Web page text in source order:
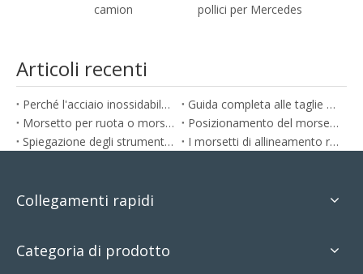
camion
pollici per Mercedes
Articoli recenti
Perché l'acciaio inossidabile e l'alluminio sono ideali per le pinze per l'allineamento delle ruote
Guida completa alle taglie per morsetti per allineamento ruote da 10 pollici a 24 pollici
Morsetto per ruota o morsetto per pneumatico: quale ti serve?
Posizionamento del morsetto per l'allineamento delle ruote: è importante?
Spiegazione degli strumenti per l'allineamento delle ruote: come allineare la tua auto a casa nel modo giusto
I morsetti di allineamento ruote di precisione sono più precisi?
Collegamenti rapidi
Categoria di prodotto